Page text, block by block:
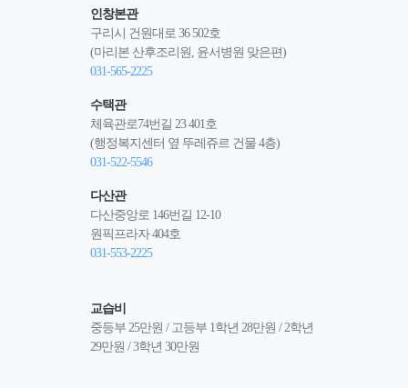
인창본관
구리시 건원대로 36 502호
(마리본 산후조리원, 윤서병원 맞은편)
031-565-2225
수택관
체육관로74번길 23 401호
(행정복지센터 옆 뚜레쥬르 건물 4층)
031-522-5546
다산관
다산중앙로 146번길 12-10
원픽프라자 404호
031-553-2225
교습비
중등부 25만원 / 고등부 1학년 28만원 / 2학년
29만원 / 3학년 30만원